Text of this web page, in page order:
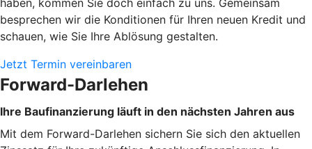
besprechen wir die Konditionen für Ihren neuen Kredit und
schauen, wie Sie Ihre Ablösung gestalten.
Jetzt Termin vereinbaren
Forward-Darlehen
Ihre Baufinanzierung läuft in den nächsten Jahren aus
Mit dem Forward-Darlehen sichern Sie sich den aktuellen